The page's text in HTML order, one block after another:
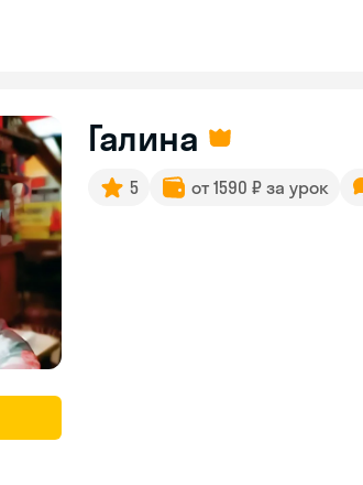
Галина
5 от 1590 ₽ за урок